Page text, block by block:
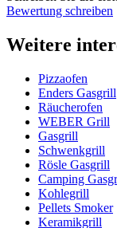
Bewertung schreiben
Weitere
Pizzaofen
Enders Gasgrill
Räucherofen
WEBER Grill
Gasgrill
Schwenkgrill
Rösle Gasgrill
Camping
Kohlegrill
Pellets Smoker
Keramikgrill